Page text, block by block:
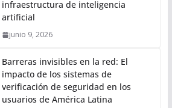
infraestructura de inteligencia
artificial
junio 9, 2026
Barreras invisibles en la red: El
impacto de los sistemas de
verificación de seguridad en los
usuarios de América Latina